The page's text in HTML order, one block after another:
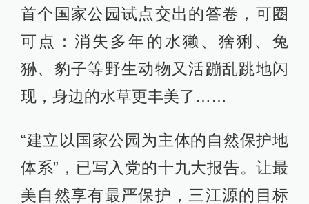
首个国家公园试点交出的答卷，可圈
可点：消失多年的水獭、猞猁、兔
狲、豹子等野生动物又活蹦乱跳地闪
现，身边的水草更丰美了……
“建立以国家公园为主体的自然保护地
体系”，已写入党的十九大报告。让最
美自然享有最严保护，三江源的目标